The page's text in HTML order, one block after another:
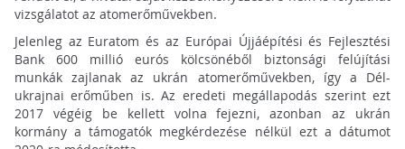
vizsgálatot az atomerőművekben.
Jelenleg az Euratom és az Európai Újjáépítési és Fejlesztési
Bank 600 millió eurós kölcsönéből biztonsági felújítási
munkák zajlanak az ukrán atomerőművekben, így a Dél-
ukrajnai erőműben is. Az eredeti megállapodás szerint ezt
2017 végéig be kellett volna fejezni, azonban az ukrán
kormány a támogatók megkérdezése nélkül ezt a dátumot